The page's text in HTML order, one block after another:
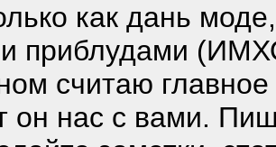
как дань
приблудами
считаю
он нас с вами.